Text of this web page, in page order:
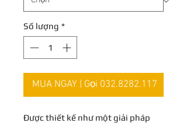
Số lượng *
MUA NGAY | Gọi 032.8282.117
Được thiết kế như một giải pháp